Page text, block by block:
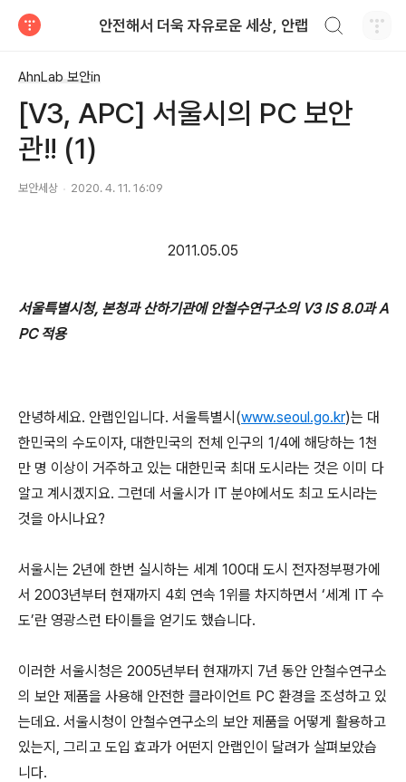
안전해서 더욱 자유로운 세상, 안랩
AhnLab 보안in
[V3, APC] 서울시의 PC 보안
관!! (1)
보안세상 2020. 4. 11. 16:09
2011.05.05
서울특별시청, 본청과 산하기관에 안철수연구소의 V3 IS 8.0과 A
PC 적용
안녕하세요. 안랩인입니다. 서울특별시(www.seoul.go.kr)는 대
한민국의 수도이자, 대한민국의 전체 인구의 1/4에 해당하는 1천
만 명 이상이 거주하고 있는 대한민국 최대 도시라는 것은 이미 다
알고 계시겠지요. 그런데 서울시가 IT 분야에서도 최고 도시라는
것을 아시나요?
서울시는 2년에 한번 실시하는 세계 100대 도시 전자정부평가에
서 2003년부터 현재까지 4회 연속 1위를 차지하면서 ‘세계 IT 수
도’란 영광스런 타이틀을 얻기도 했습니다.
이러한 서울시청은 2005년부터 현재까지 7년 동안 안철수연구소
의 보안 제품을 사용해 안전한 클라이언트 PC 환경을 조성하고 있
는데요. 서울시청이 안철수연구소의 보안 제품을 어떻게 활용하고
있는지, 그리고 도입 효과가 어떤지 안랩인이 달려가 살펴보았습
니다.